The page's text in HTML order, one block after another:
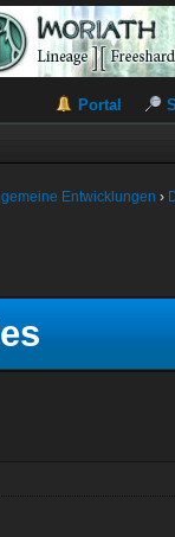
Portal
Entwicklungen ›